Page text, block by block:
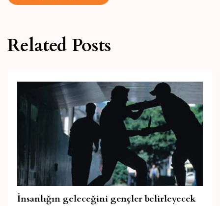
Related Posts
İnsanlığın geleceğini gençler belirleyecek